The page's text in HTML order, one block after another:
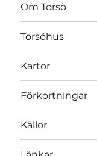
Om Torsö
Torsöhus
Kartor
Förkortningar
Källor